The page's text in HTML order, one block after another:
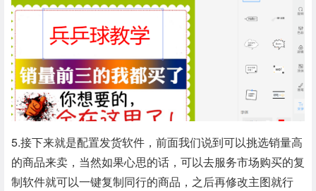
5.接下来就是配置发货软件，前面我们说到可以挑选销量高
的商品来卖，当然如果心思的话，可以去服务市场购买的复
制软件就可以一键复制同行的商品，之后再修改主图就行